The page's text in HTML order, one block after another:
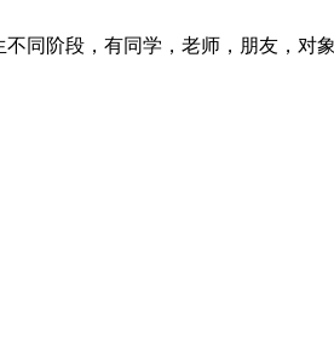
同阶段，有同学，老师，朋友，对